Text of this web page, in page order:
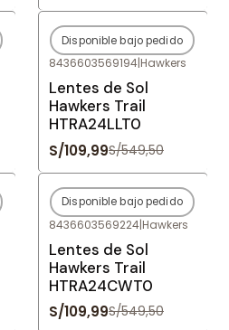
-80%OFF
Agotado
Disponible bajo pedido
8436603569194|Hawkers
Lentes de Sol
Hawkers Trail
HTRA24LLT0
S/109,99S/549,50
-80%OFF
Agotado
Disponible bajo pedido
8436603569224|Hawkers
Lentes de Sol
Hawkers Trail
HTRA24CWT0
S/109,99S/549,50